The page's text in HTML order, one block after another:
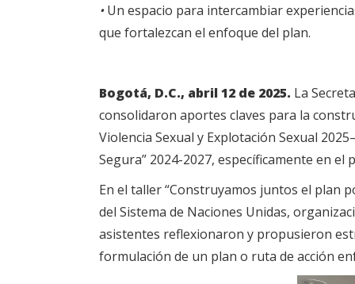
•Un espacio para intercambiar
que fortalezcan el enfoque del plan.
Bogotá, D.C., abril 12 de 2025. La
consolidaron aportes claves para la
Violencia Sexual y Explotación Sexual
Segura” 2024-2027, específicamente en el
En el taller “Construyamos juntos el plan
del Sistema de Naciones Unidas,
asistentes reflexionaron y propusieron
formulación de un plan o ruta de acción